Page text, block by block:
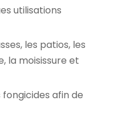
utilisations
les patios, les
la moisissure et
afin de